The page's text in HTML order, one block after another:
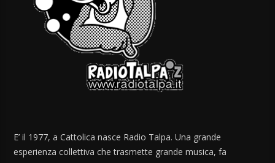
E’ il 1977, a Cattolica nasce Radio Talpa. Una grande
esperienza collettiva che trasmette grande musica, fa